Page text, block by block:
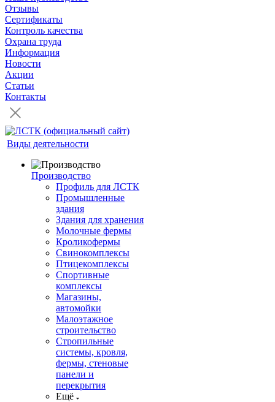
Отзывы
Сертификаты
Контроль качества
Охрана труда
Информация
Новости
Акции
Статьи
Контакты
Виды деятельности
Производство
Профиль для ЛСТК
Промышленные
здания
Здания для хранения
Молочные фермы
Кроликофермы
Свинокомплексы
Птицекомплексы
Спортивные
комплексы
Магазины,
автомойки
Малоэтажное
строительство
Стропильные
системы, кровля,
фермы, стеновые
панели и
перекрытия
Ещё